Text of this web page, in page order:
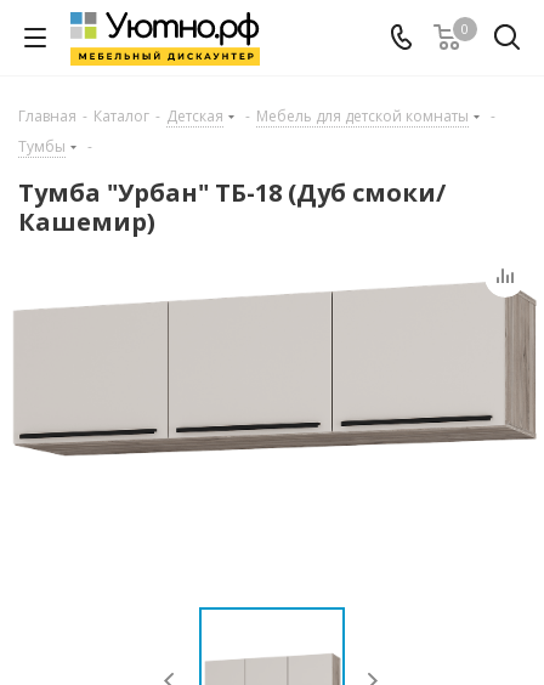
0
Главная - Каталог - Детская - Мебель для детской комнаты
-
Тумбы
-
Тумба "Урбан" ТБ-18 (Дуб смоки/
Кашемир)